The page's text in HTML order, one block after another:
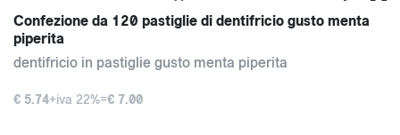
Confezione da 120 pastiglie di dentifricio gusto menta
piperita
dentifricio in pastiglie gusto menta piperita
€ 5.74+iva 22%=€ 7.00